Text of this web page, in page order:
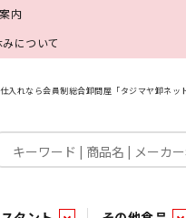
内
について
れなら会員制総合卸問屋「タジマヤ卸ネット